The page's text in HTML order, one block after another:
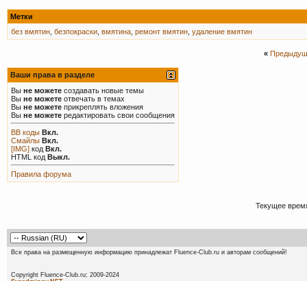
Метки
без вмятин безпокраски вмятина ремонт вмятин удаление вмятин
«
Ваши права в разделе
Вы не можете создавать новые темы
Вы не можете отвечать в темах
Вы не можете прикреплять вложения
Вы не можете редактировать свои сообщения
BB коды Вкл.
Смайлы Вкл.
[IMG] код Вкл.
HTML код Выкл.
Правила форума
Текущее
Все права на размещенную информацию принадлежат Fluence-Club.ru и авторам сообщений!
Copyright Fluence-Club.ru;